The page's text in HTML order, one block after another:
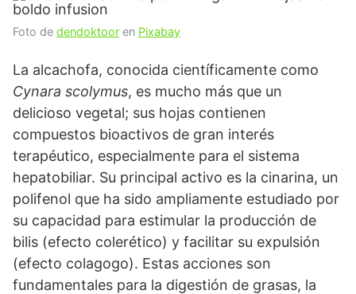
Foto de dendoktoor en Pixabay
La alcachofa, conocida científicamente como
Cynara scolymus, es mucho más que un
delicioso vegetal; sus hojas contienen
compuestos bioactivos de gran interés
terapéutico, especialmente para el sistema
hepatobiliar. Su principal activo es la cinarina, un
polifenol que ha sido ampliamente estudiado por
su capacidad para estimular la producción de
bilis (efecto colerético) y facilitar su expulsión
(efecto colagogo). Estas acciones son
fundamentales para la digestión de grasas, la